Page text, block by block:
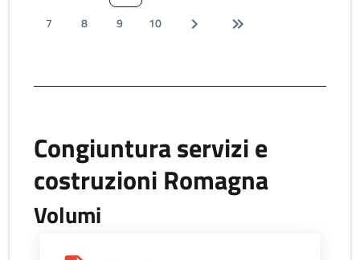
7
8 9 10
Congiuntura servizi e
costruzioni Romagna
Volumi